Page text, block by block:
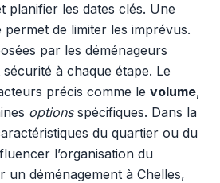
planifier les dates clés. Une
de limiter les imprévus.
par les déménageurs
à chaque étape. Le
précis comme le volume,
optionsspécifiques. Dans la
du quartier ou du
l’organisation du
un déménagement à Chelles,